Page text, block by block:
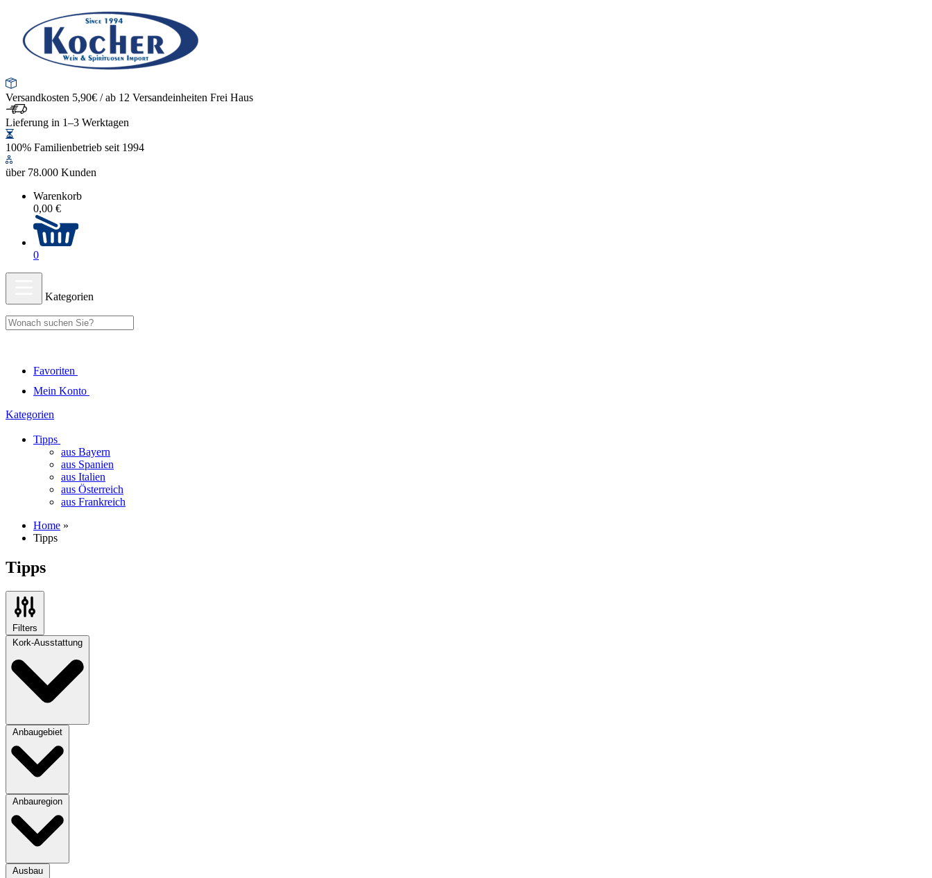
Versandkosten 5,90€ / ab 12 Versandeinheiten Frei Haus
Lieferung in 1–3 Werktagen
100% Familienbetrieb seit 1994
über 78.000 Kunden
Warenkorb
0,00 €
0
Kategorien
Favoriten
Mein Konto
Kategorien
Tipps
aus Bayern
aus Spanien
aus Italien
aus Österreich
aus Frankreich
Home »
Tipps
Tipps
Filters
Kork-Ausstattung
Anbaugebiet
Anbauregion
Ausbau